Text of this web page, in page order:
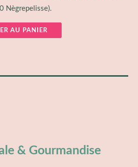
Nègrepelisse).
AU PANIER
& Gourmandise